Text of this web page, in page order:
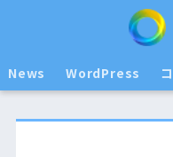
News WordPress